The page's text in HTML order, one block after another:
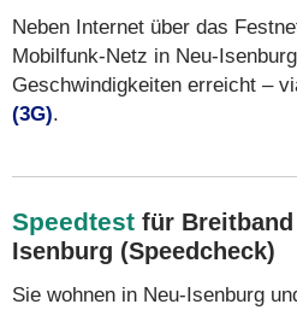
Neben Internet über das
Mobilfunk-Netz in Neu-
Geschwindigkeiten erreicht –
(3G).
Speedtest für
Isenburg (Speedcheck)
Sie wohnen in Neu-Isenburg